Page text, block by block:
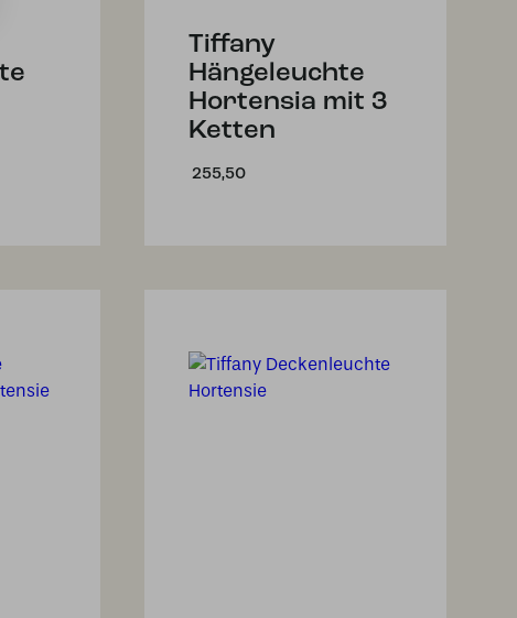
Tiffany
Hängeleuchte
Hortensia mit 3
Ketten
255,50